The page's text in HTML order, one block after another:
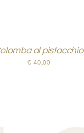
al pistacchio
€ 40,00